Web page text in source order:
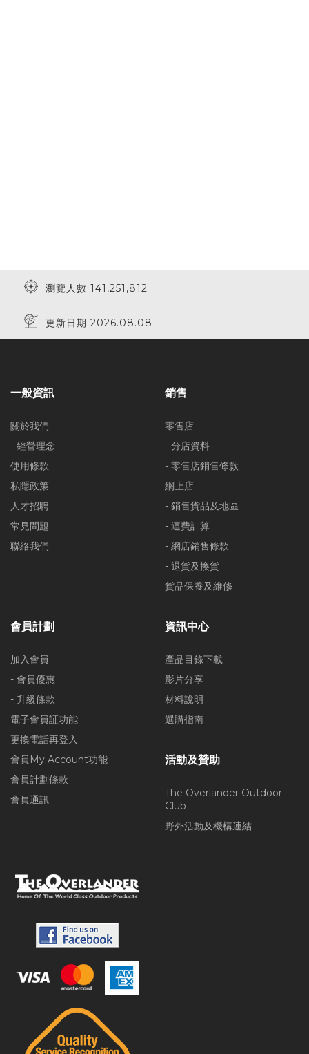
瀏覽人數 141,251,812
更新日期 2026.08.08
一般資訊
關於我們
- 經營理念
使用條款
私隱政策
人才招聘
常見問題
聯絡我們
銷售
零售店
- 分店資料
- 零售店銷售條款
網上店
- 銷售貨品及地區
- 運費計算
- 網店銷售條款
- 退貨及換貨
貨品保養及維修
會員計劃
加入會員
- 會員優惠
- 升級條款
電子會員証功能
更換電話再登入
會員My Account功能
會員計劃條款
會員通訊
資訊中心
產品目錄下載
影片分享
材料說明
選購指南
活動及贊助
The Overlander Outdoor
Club
野外活動及機構連結